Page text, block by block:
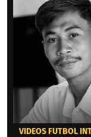
VIDEOS FÚTBOL